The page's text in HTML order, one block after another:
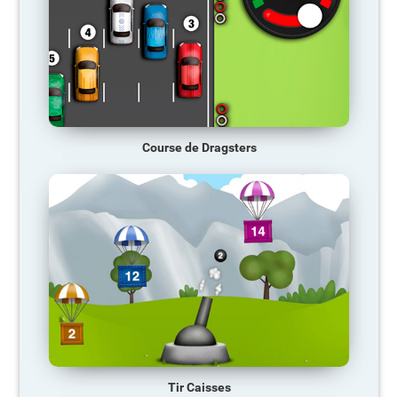
Course de Dragsters
Tir Caisses